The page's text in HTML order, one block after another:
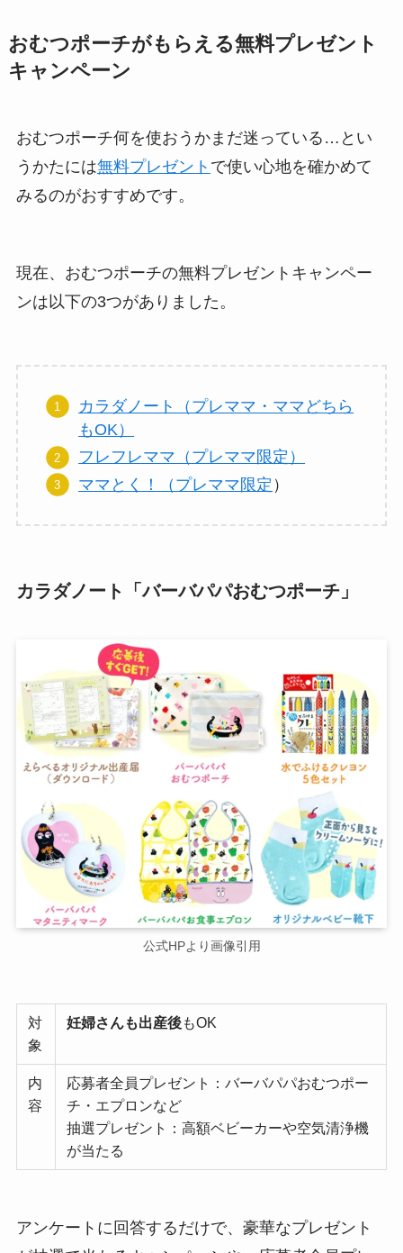
おむつポーチがもらえる無料プレゼント
キャンペーン
おむつポーチ何を使おうかまだ迷っている…とい
うかたには無料プレゼント で使い心地を確かめて
みるのがおすすめです。
現在、おむつポーチの無料プレゼントキャンペー
ンは以下の3つがありました。
カラダノート（プレママ・ママどちら
もOK）
フレフレママ（プレママ限定）
ママとく！（プレママ限定 ）
カラダノート「バーバパパおむつポーチ」
公式HPより画像引用
対
象
妊婦さんも出産後もOK
内
容
応募者全員プレゼント：バーバパパおむつポー
チ・エプロンなど
抽選プレゼント：高額ベビーカーや空気清浄機
が当たる
アンケートに回答するだけで、豪華なプレゼント